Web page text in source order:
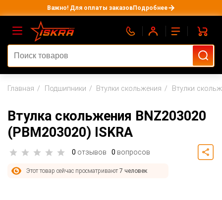
Важно! Для оплаты заказовПодробнее
Главная Подшипники Втулки скольжения Втулки
Втулка скольжения BNZ203020
(PBM203020) ISKRA
0 отзывов 0 вопросов
Этот товар сейчас просматривают7 человек